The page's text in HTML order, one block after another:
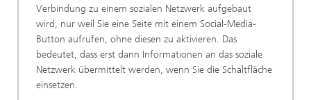
Verbindung zu einem sozialen Netzwerk aufgebaut
wird, nur weil Sie eine Seite mit einem Social-Media-
Button aufrufen, ohne diesen zu aktivieren. Das
bedeutet, dass erst dann Informationen an das soziale
Netzwerk übermittelt werden, wenn Sie die Schaltfläche
einsetzen.